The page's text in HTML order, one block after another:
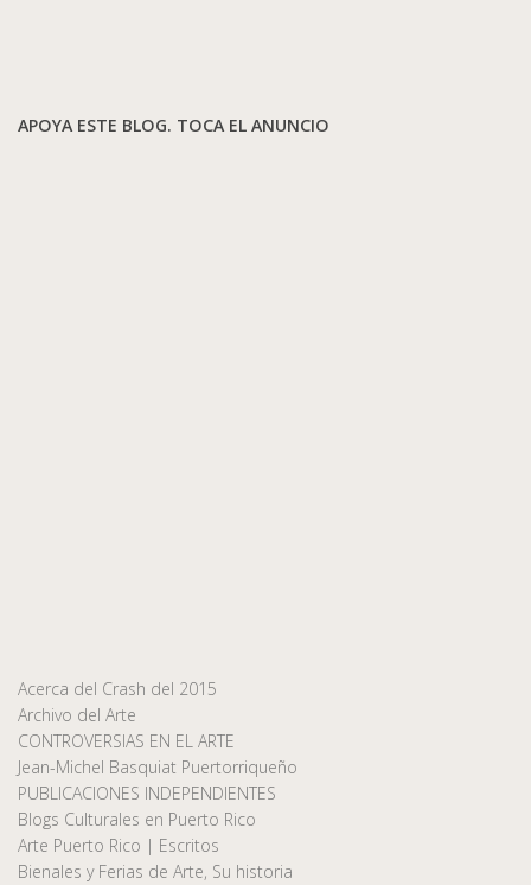
APOYA ESTE BLOG. TOCA EL ANUNCIO
Acerca del Crash del 2015
Archivo del Arte
CONTROVERSIAS EN EL ARTE
Jean-Michel Basquiat Puertorriqueño
PUBLICACIONES INDEPENDIENTES
Blogs Culturales en Puerto Rico
Arte Puerto Rico | Escritos
Bienales y Ferias de Arte, Su historia